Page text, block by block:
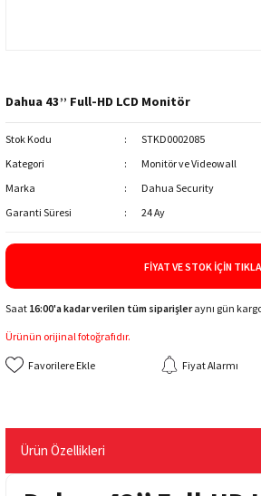
Dahua 43’’ Full-HD LCD Monitör
Stok Kodu
STKD0002085
Kategori
Monitör ve Videowall
Marka
Dahua Security
Garanti Süresi
24 Ay
FIYAT VE STOK İÇIN TIKLA
Saat 16:00'a kadar verilen tüm siparişleraynı gün
Ürünün orijinal fotoğrafıdır.
Fiyat Alarmı
Ürün Özellikleri